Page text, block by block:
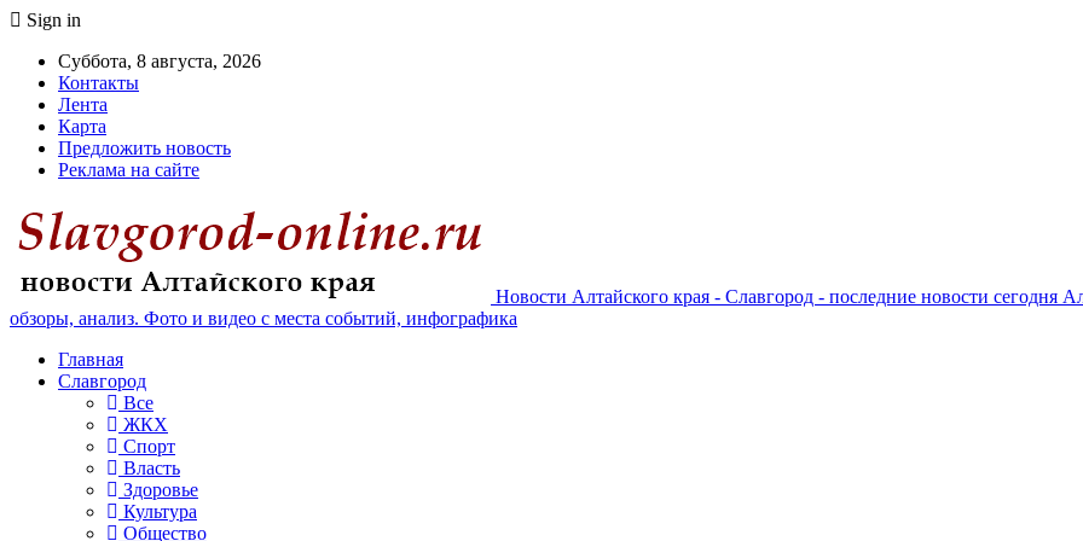
Sign in
Суббота, 8 августа, 2026
Контакты
Лента
Карта
Предложить новость
Реклама на сайте
Новости Алтайского края - Славгород - последние новости сегодня
обзоры, анализ. Фото и видео с места событий, инфографика
Главная
Славгород
Все
ЖКХ
Спорт
Власть
Здоровье
Культура
Общество